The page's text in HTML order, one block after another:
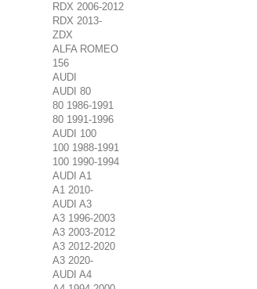
RDX 2006-2012
RDX 2013-
ZDX
ALFA ROMEO
156
AUDI
AUDI 80
80 1986-1991
80 1991-1996
AUDI 100
100 1988-1991
100 1990-1994
AUDI A1
A1 2010-
AUDI A3
A3 1996-2003
A3 2003-2012
A3 2012-2020
A3 2020-
AUDI A4